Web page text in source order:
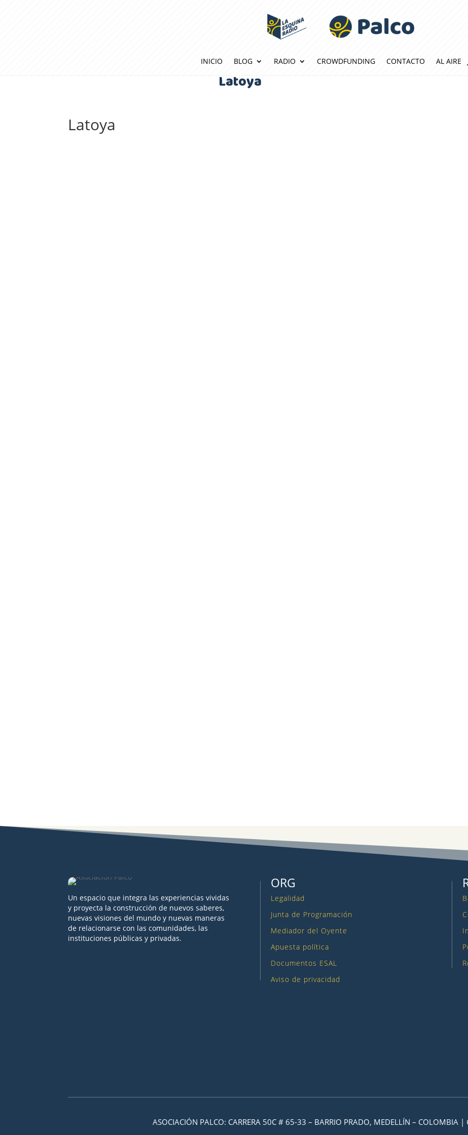
INICIO BLOG RADIO CROWDFUNDING CONTACTO AL AIRE
Latoya
Latoya
Un espacio que integra las experiencias vividas
y proyecta la construcción de nuevos saberes,
nuevas visiones del mundo y nuevas maneras
de relacionarse con las comunidades, las
instituciones públicas y privadas.
ORG
Legalidad
Junta de Programación
Mediador del Oyente
Apuesta política
Documentos ESAL
Aviso de privacidad
ASOCIACIÓN PALCO: CARRERA 50C # 65-33 – BARRIO PRADO, MEDELLÍN – COLOMBIA